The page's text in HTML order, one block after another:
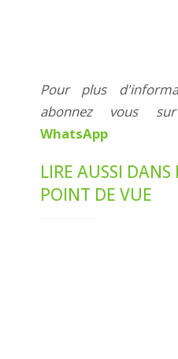
Pour plus
abonnez vous
WhatsApp
LIRE AUSSI
POINT DE VUE